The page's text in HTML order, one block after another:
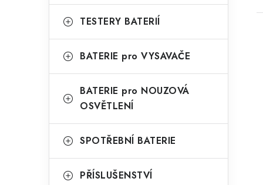
TESTERY BATERIÍ
BATERIE pro VYSAVAČE
BATERIE pro NOUZOVÁ
OSVĚTLENÍ
SPOTŘEBNÍ BATERIE
PŘÍSLUŠENSTVÍ